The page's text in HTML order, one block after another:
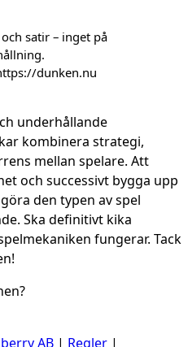
satir – inget på
dunken.nu
underhållande
kombinera strategi,
mellan spelare. Att
och successivt bygga upp
den typen av spel
Ska definitivt kika
fungerar. Tack
AB | Regler |